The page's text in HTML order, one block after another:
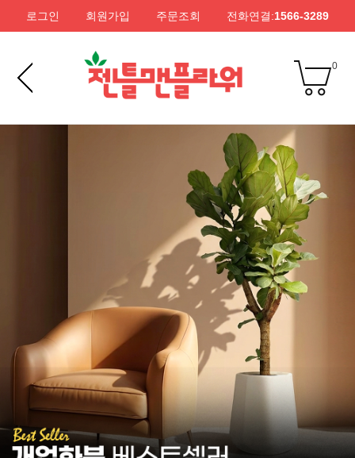
로그인 회원가입 주문조회 전화연결:1566-3289
0